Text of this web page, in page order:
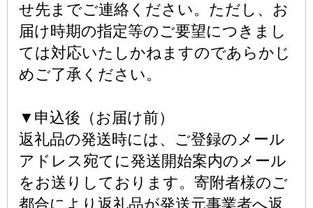
せ先までご連絡ください。ただし、お
届け時期の指定等のご要望につきまし
ては対応いたしかねますのであらかじ
めご了承ください。
▼申込後（お届け前）
返礼品の発送時には、ご登録のメール
アドレス宛てに発送開始案内のメール
をお送りしております。寄附者様のご
都合により返礼品が発送元事業者へ返